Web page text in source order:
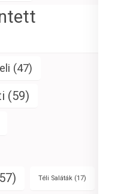
(47)
(59)
Téli Saláták (17)